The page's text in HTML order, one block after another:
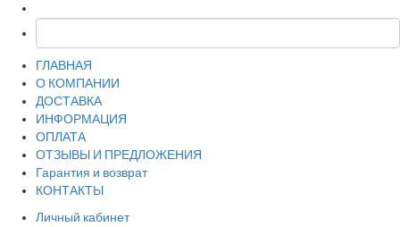
ГЛАВНАЯ
О КОМПАНИИ
ДОСТАВКА
ИНФОРМАЦИЯ
ОПЛАТА
ОТЗЫВЫ И ПРЕДЛОЖЕНИЯ
Гарантия и возврат
КОНТАКТЫ
Личный кабинет